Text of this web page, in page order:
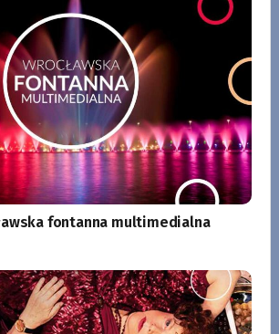
fontanna multimedialna